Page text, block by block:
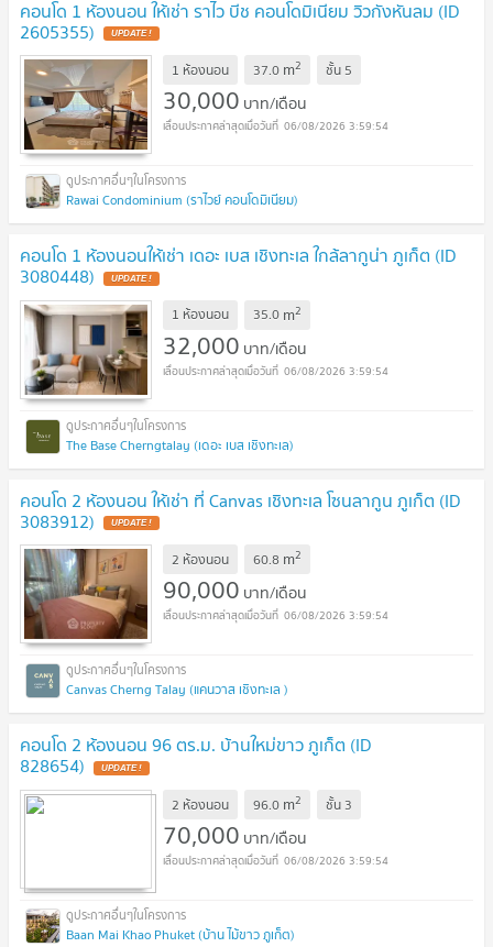
คอนโด 1 ห้องนอน ให้เช่า ราไว บีช คอนโดมิเนียม วิวกังหันลม (ID
2605355) UPDATE !
1 ห้องนอน 37.0 m2 ชั้น 5
30,000 บาท/เดือน
06/08/2026 3:59:54
Rawai Condominium (ราไวย์ คอนโดมิเนียม)
คอนโด 1 ห้องนอนให้เช่า เดอะ เบส เชิงทะเล ใกล้ลากูน่า ภูเก็ต (ID
3080448) UPDATE !
1 ห้องนอน 35.0 m2
32,000 บาท/เดือน
06/08/2026 3:59:54
The Base Cherngtalay (เดอะ เบส เชิงทะเล)
คอนโด 2 ห้องนอน ให้เช่า ที่ Canvas เชิงทะเล โซนลากูน ภูเก็ต (ID
3083912) UPDATE !
2 ห้องนอน 60.8 m2
90,000 บาท/เดือน
06/08/2026 3:59:54
Canvas Cherng Talay (แคนวาส เชิงทะเล )
คอนโด 2 ห้องนอน 96 ตร.ม. บ้านใหม่ขาว ภูเก็ต (ID
828654) UPDATE !
2 ห้องนอน 96.0 m2 ชั้น 3
70,000 บาท/เดือน
06/08/2026 3:59:54
Baan Mai Khao Phuket (บ้าน ไม้ขาว ภูเก็ต)